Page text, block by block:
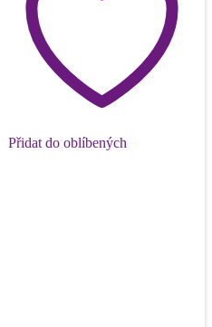
Přidat do oblíbených